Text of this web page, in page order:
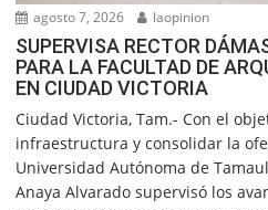
agosto 7, 2026 laopinion
SUPERVISA RECTOR
PARA LA FACULTAD DE
EN CIUDAD VICTORIA
Ciudad Victoria, Tam.- Con el
infraestructura y consolidar la
Universidad Autónoma de
Anaya Alvarado supervisó los